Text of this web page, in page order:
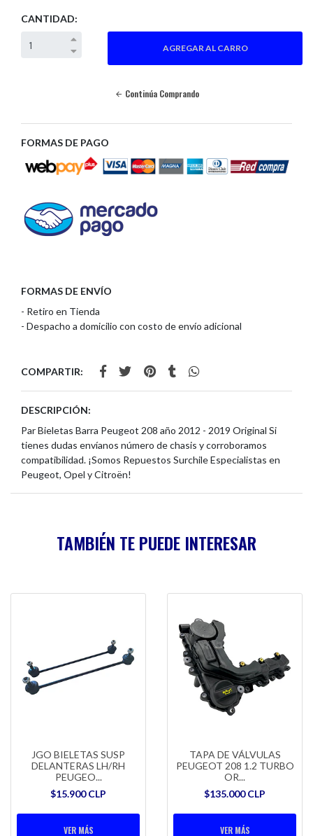
CANTIDAD:
Continúa Comprando
FORMAS DE PAGO
FORMAS DE ENVÍO
- Retiro en Tienda
- Despacho a domicilio con costo de envío adicional
COMPARTIR:
DESCRIPCIÓN:
Par Bieletas Barra Peugeot 208 año 2012 - 2019 Original Si
tienes dudas envíanos número de chasis y corroboramos
compatibilidad. ¡Somos Repuestos Surchile Especialistas en
Peugeot, Opel y Citroën!
TAMBIÉN TE PUEDE INTERESAR
JGO BIELETAS SUSP
DELANTERAS LH/RH
PEUGEO...
$15.900 CLP
VER MÁS
TAPA DE VÁLVULAS
PEUGEOT 208 1.2 TURBO
OR...
$135.000 CLP
VER MÁS